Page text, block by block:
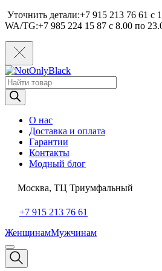
Уточнить детали:+7 915 213 76 61 c
WA/TG:+7 985 224 15 87 c 8.00 по
Поиск
товаров
О нас
Доставка и оплата
Гарантии
Контакты
Модный блог
Москва, ТЦ Триумфальный
+7 915 213 76 61
ЖенщинамМужчинам